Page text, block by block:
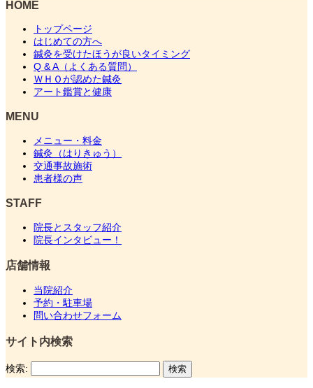
HOME
トップページ
はじめての方へ
鍼灸を受けたほうが良いタイミング
Q & A（よくある質問）
ＷＨＯが認めた鍼灸
アート鑑賞と健康
MENU
メニュー・料金
鍼灸（はりきゅう）
交通事故施術
患者様の声
STAFF
院長とスタッフ紹介
院長インタビュー！
店舗情報
当院紹介
予約・駐車場
問い合わせフォーム
サイト内検索
検索: